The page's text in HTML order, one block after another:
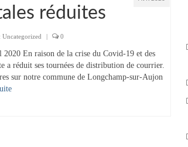
réduites
Uncategorized | 0
En raison de la crise du Covid-19 et des
a réduit ses tournées de distribution de courrier.
sur notre commune de Longchamp-sur-Aujon